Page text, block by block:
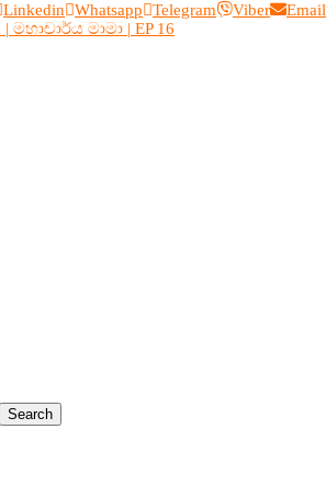
Linkedin Whatsapp Telegram Viber
Email
| මහාචාර්ය මාමා | EP 16
Search